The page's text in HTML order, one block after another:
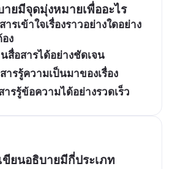
ายมีจุดมุ่งหมายเพื่ออะไร
ารเข้าใจเรื่องราวอย่างใดอย่าง
ง
สื่อสารได้อย่างชัดเจน
ารรู้ความเป็นมาของเรื่อง
ารรู้ข้อความได้อย่างรวดเร็ว
ขียนอธิบายมีกี่ประเภท